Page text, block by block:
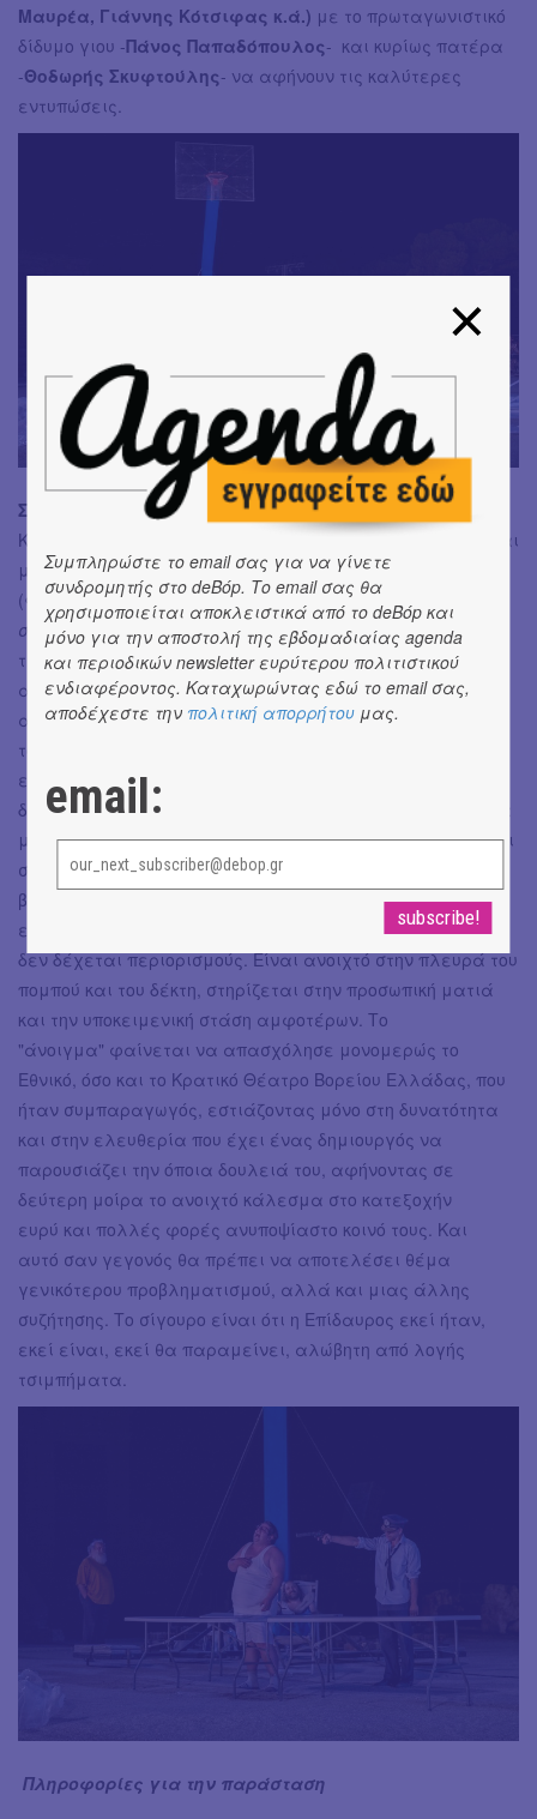
Μαυρέα, Γιάννης Κότσιφας κ.ά.) με το πρωταγωνιστικό
δίδυμο γιου -Πάνος Παπαδόπουλος- και κυρίως πατέρα
-Θοδωρής Σκυφτούλης- να αφήνουν τις καλύτερες
εντυπώσεις.
Σύνολο:
Μια παράσταση ειδικής κατηγορίας, «κλασική
Κιτσοπούλου». Μόνο που και αυτήν την είχαμε ξαναδεί και
μάλιστα σε αμέσως προηγούμενες δουλειές της
(Φρανκενστάιν, Τα νέα μου είναι σαρωτικά, Μια νύχτα
στην Επίδαυρο). Το πιθανότερο είναι να αρέσει στους fan
της, όπου μάλλον -ίσως και αποκλειστικά- απευθύνεται,
αν βέβαια και εκείνοι δεν έχουν αρχίσει να κουράζονται
από την επανάληψη των ίδιων κλισέ. Σίγουρα, όσοι
τουλάχιστον γνωρίζουν τα του χώρου, δεν έσπευσαν στην
επιδαύρεια πρεμιέρα περιμένοντας να δουν κάτι
διαφορετικό, την Κιτσοπούλου να κάνει εκπτώσεις σε όσα
μας έχει συνηθίσει, ή να βάζει νερό στο κρασί της (αν και
στο πρώτο μισάωρο ξαφνιαστήκαμε ευχάριστα
βλέποντας μια εν δυνάμει αριστοφανική παραλλαγή να
εξελίσσεται). Ασφαλώς το θέατρο είναι μια τέχνη που
δεν δέχεται περιορισμούς. Είναι ανοιχτό στην πλευρά του
πομπού και του δέκτη, στηρίζεται στην προσωπική ματιά
και την υποκειμενική στάση αμφοτέρων. Το
"άνοιγμα" φαίνεται να απασχόλησε μονομερώς το
Εθνικό, όσο και το Κρατικό Θέατρο Βορείου Ελλάδας, που
ήταν συμπαραγωγός, εστιάζοντας μόνο στη δυνατότητα
και στην ελευθερία που έχει ένας δημιουργός να
παρουσιάζει την όποια δουλειά του, αφήνοντας σε
δεύτερη μοίρα το ανοιχτό κάλεσμα στο κατεξοχήν
ευρύ και πολλές φορές ανυποψίαστο κοινό τους. Και
αυτό σαν γεγονός θα πρέπει να αποτελέσει θέμα
γενικότερου προβληματισμού, αλλά και μιας άλλης
συζήτησης. Το σίγουρο είναι ότι η Επίδαυρος εκεί ήταν,
εκεί είναι, εκεί θα παραμείνει, αλώβητη από λογής
τσιμπήματα.
Πληροφορίες για την παράσταση
Συμπληρώστε το email σας για να γίνετε
συνδρομητής στο deBόp. Το email σας θα
χρησιμοποιείται αποκλειστικά από το deBόp και
μόνο για την αποστολή της εβδομαδιαίας agenda
και περιοδικών newsletter ευρύτερου πολιτιστικού
ενδιαφέροντος. Καταχωρώντας εδώ το email σας,
αποδέχεστε την πολιτική απορρήτου μας.
email: